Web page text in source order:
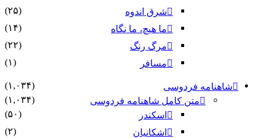
شرق اندوه
(۲۵)
ما هیچ، ما نگاه
(۱۴)
مرگ رنگ
(۲۲)
مسافر
(۱)
شاهنامه فردوسی
(۱,۰۳۴)
متن کامل شاهنامه فردوسی
(۱,۰۳۴)
اسکندر
(۵۰)
اشکانیان
(۲)